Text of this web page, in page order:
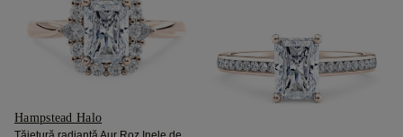
Hampstead Halo